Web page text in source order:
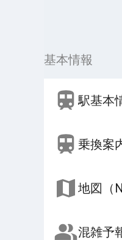
基本情報
駅基本
乗換案
地図（
混雑予